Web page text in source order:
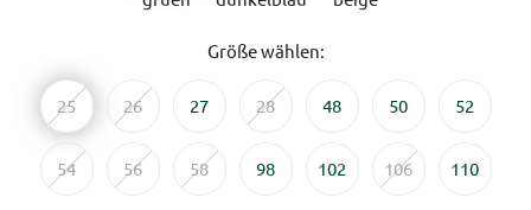
Größe wählen:
25 26 27 28 48 50 52
54 56 58 98 102 106 110